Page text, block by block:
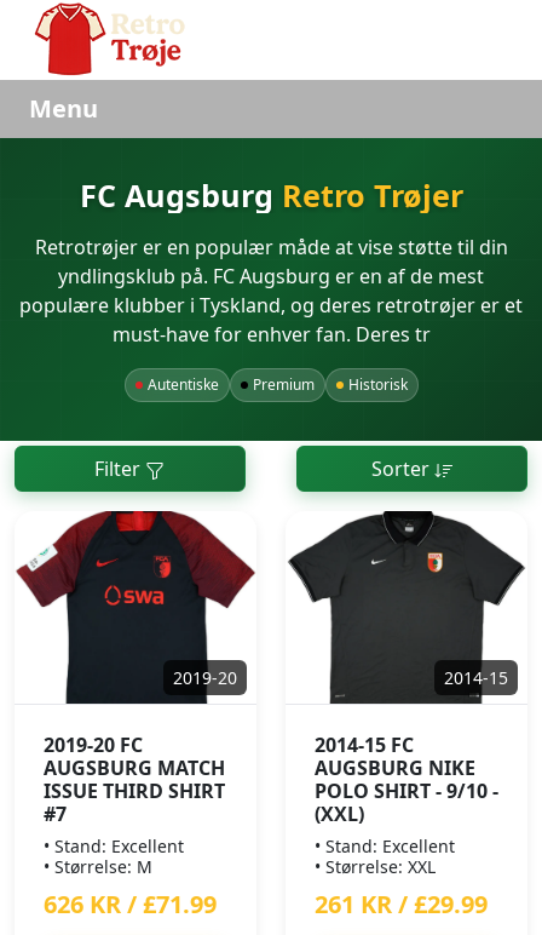
Menu
FC Augsburg Retro Trøjer
Retrotrøjer er en populær måde at vise støtte til din
yndlingsklub på. FC Augsburg er en af de mest
populære klubber i Tyskland, og deres retrotrøjer er et
must-have for enhver fan. Deres tr
Autentiske Premium Historisk
Filter Sorter
2019-20
2019-20 FC
AUGSBURG MATCH
ISSUE THIRD SHIRT
#7
• Stand: Excellent
• Størrelse: M
626 KR / £71.99
2014-15
2014-15 FC
AUGSBURG NIKE
POLO SHIRT - 9/10 -
(XXL)
• Stand: Excellent
• Størrelse: XXL
261 KR / £29.99